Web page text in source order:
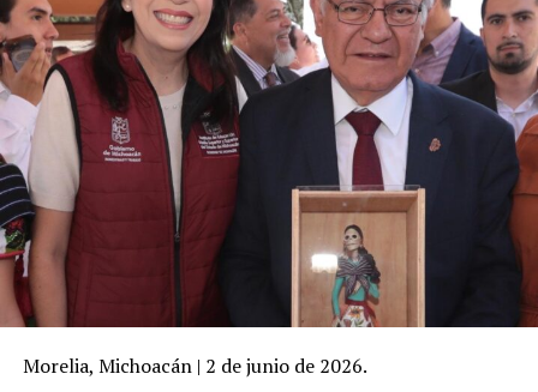
Morelia, Michoacán | 2 de junio de 2026.